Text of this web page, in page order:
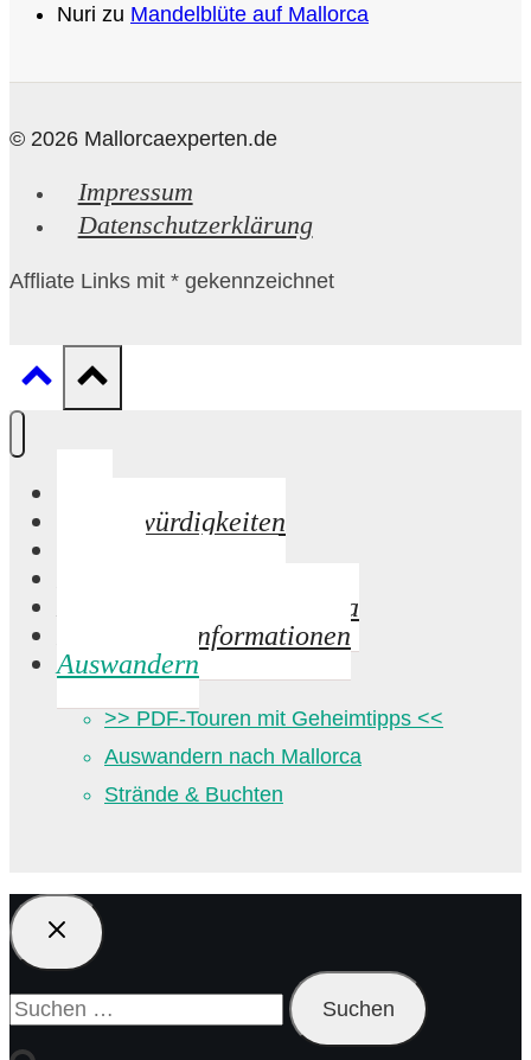
Nuri zu Mandelblüte auf Mallorca
© 2026 Mallorcaexperten.de
Impressum
Datenschutzerklärung
Affliate Links mit * gekennzeichnet
Sehenswürdigkeiten
Mandelblüte auf Mallorca
Praktische Informationen
Auswandern
>> PDF-Touren mit Geheimtipps <<
Auswandern nach Mallorca
Strände & Buchten
nach: